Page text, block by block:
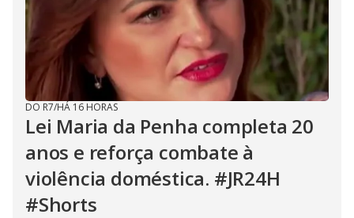
DO R7/HÁ 16 HORAS
Lei Maria da Penha completa 20
anos e reforça combate à
violência doméstica. #JR24H
#Shorts